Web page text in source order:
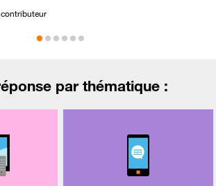
par thématique :